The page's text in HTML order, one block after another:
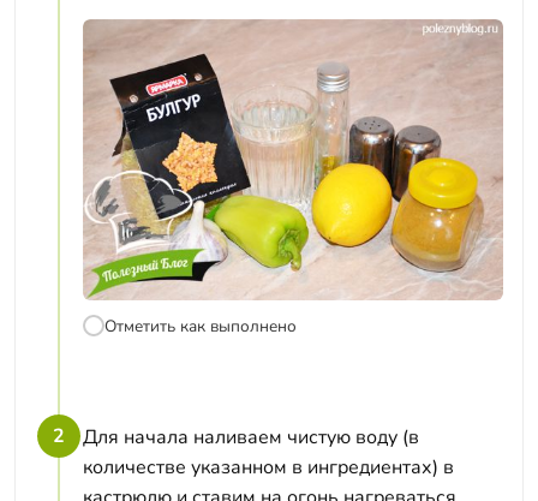
Отметить как выполнено
2
Для начала наливаем чистую воду (в
количестве указанном в ингредиентах) в